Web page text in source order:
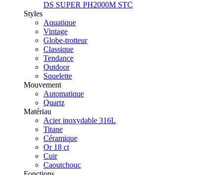
DS SUPER PH2000M STC
Styles
Aquatique
Vintage
Globe-trotteur
Classique
Tendance
Outdoor
Squelette
Mouvement
Automatique
Quartz
Matériau
Acier inoxydable 316L
Titane
Céramique
Or 18 ct
Cuir
Caoutchouc